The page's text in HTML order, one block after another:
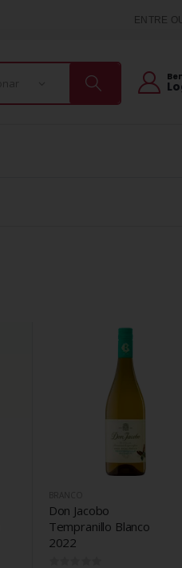
ENTRE
Don Jacobo
Tempranillo Blanco
2022